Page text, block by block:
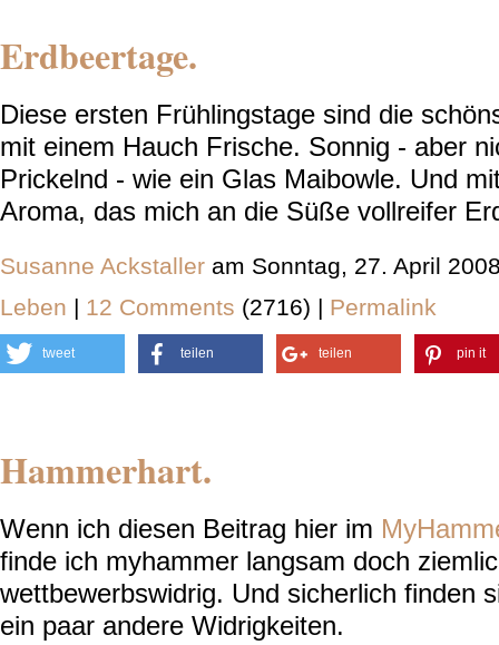
Erdbeertage.
Diese ersten Frühlingstage sind die
mit einem Hauch Frische. Sonnig - aber
Prickelnd - wie ein Glas Maibowle. Und
Aroma, das mich an die Süße vollreifer
Susanne Ackstaller am Sonntag, 27. April
Leben | 12 Comments (2716) | Permalink
tweet teilen teilen pin it
Hammerhart.
Wenn ich diesen Beitrag hier im
finde ich myhammer langsam doch
wettbewerbswidrig. Und sicherlich finden
ein paar andere Widrigkeiten.